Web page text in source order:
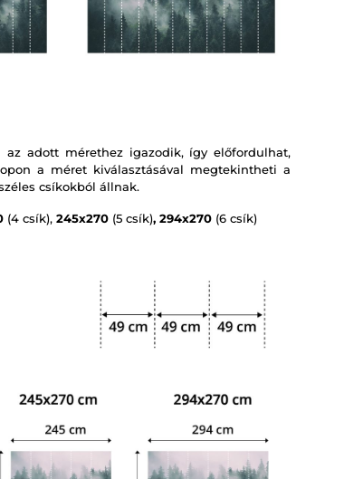
adott mérethez igazodik, így előfordulhat,
a méret kiválasztásával megtekintheti a
csíkokból állnak.
(4 csík), 245x270 (5 csík), 294x270 (6 csík)